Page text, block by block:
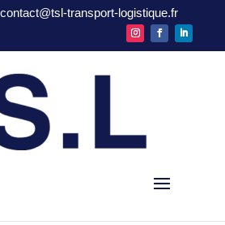
transport-logistique.fr